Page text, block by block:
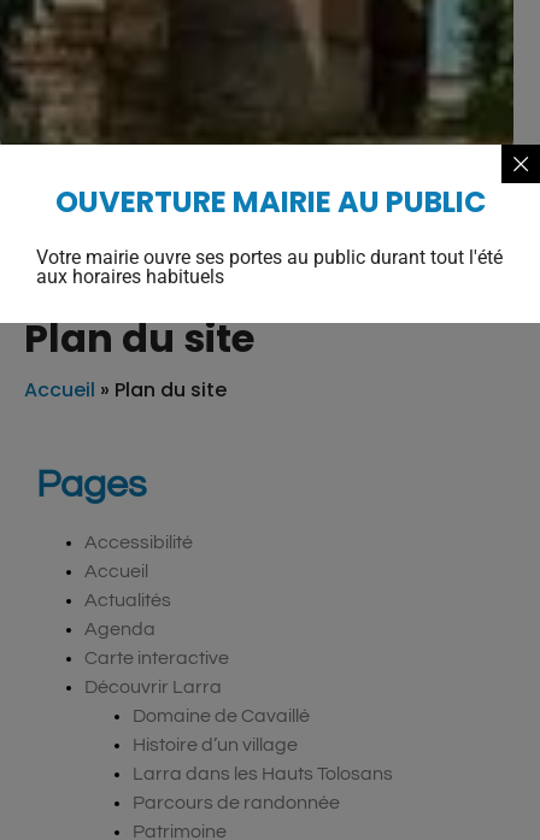
Plan du site
Accueil » Plan du site
Pages
Accessibilité
Accueil
Actualités
Agenda
Carte interactive
Découvrir Larra
Domaine de Cavaillé
Histoire d’un village
Larra dans les Hauts Tolosans
Parcours de randonnée
Patrimoine
OUVERTURE MAIRIE AU PUBLIC
Votre mairie ouvre ses portes au public durant tout l'été
aux horaires habituels